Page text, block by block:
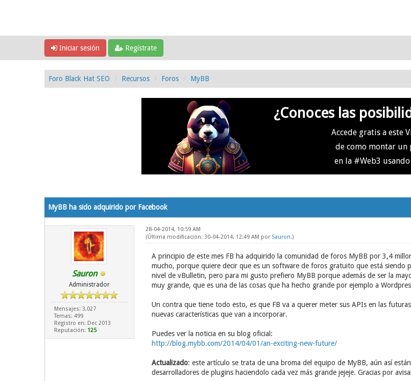
Iniciar sesión Regístrate
Foro Black Hat SEO Recursos Foros MyBB
¿Conoces las
Accede gratis a este
de como montar un
en la #Web3 usando
MyBB ha sido adquirido por Facebook
Sauron
Administrador
Mensajes: 3,027
Temas: 499
Registro en: Dec 2013
Reputación: 125
28-04-2014, 10:59 AM
(Última modificación: 30-04-2014, 12:49 AM por Sauron.)
A principio de este mes FB ha adquirido la comunidad de foros MyBB por 3,4
mucho, porque quiere decir que es un software de foros gratuito que está siendo
nivel de vBulletin, pero para mi gusto prefiero MyBB porque además de ser la
muy grande, que es una de las cosas que ha hecho grande por ejemplo a
Un contra que tiene todo esto, es que FB va a querer meter sus APIs en las
nuevas características que van a incorporar.
Puedes ver la noticia en su blog oficial:
http://blog.mybb.com/2014/04/01/an-exciting-new-future/
Actualizado: este artículo se trata de una broma del equipo de MyBB, aún así
desarrolladores de plugins haciendolo cada vez más grande jejeje. Gracias por